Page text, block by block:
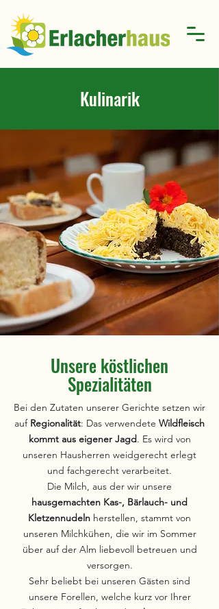
Kulinarik
Unsere köstlichen
Spezialitäten
Bei den Zutaten unserer Gerichte setzen wir
auf Regionalität: Das verwendete Wildfleisch
kommt aus eigener Jagd. Es wird von
unseren Hausherren weidgerecht erlegt
und fachgerecht verarbeitet.
Die Milch, aus der wir unsere
hausgemachten Kas-, Bärlauch- und
Kletzennudeln herstellen, stammt von
unseren Milchkühen, die wir im Sommer
über auf der Alm liebevoll betreuen und
versorgen.
Sehr beliebt bei unseren Gästen sind
unsere Forellen, welche kurz vor Ihrer